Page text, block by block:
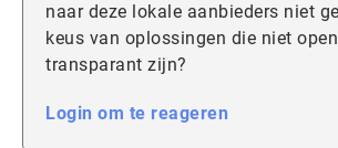
naar deze lokale aanbieders niet
keus van oplossingen die niet
transparant zijn?
Login om te reageren